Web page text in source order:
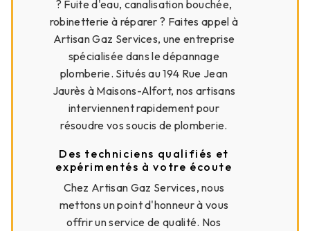
? Fuite d'eau, canalisation bouchée,
robinetterie à réparer ? Faites appel à
Artisan Gaz Services, une entreprise
spécialisée dans le dépannage
plomberie. Situés au 194 Rue Jean
Jaurès à Maisons-Alfort, nos artisans
interviennent rapidement pour
résoudre vos soucis de plomberie.
Des techniciens qualifiés et
expérimentés à votre écoute
Chez Artisan Gaz Services, nous
mettons un point d'honneur à vous
offrir un service de qualité. Nos